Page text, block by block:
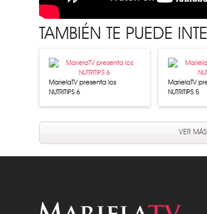
TAMBIÉN TE PUEDE
MarielaTV presenta los
NUTRITIPS 6
MarielaTV
NUTRITIPS 5
VER